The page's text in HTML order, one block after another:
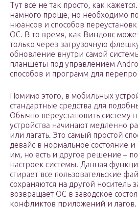
Тут все не так просто, как
намного проще, но необходимо
нюансов и способов
ОС. В то время, как Виндовс
только через загрузочную
обновление внутри самой
планшеты под управлением
способов и программ для
Помимо этого, в мобильных
стандартные средства для
Обычно переустановить систему
устройства начинают медленно
или лагать. Это самый простой
девайс в нормальное состояние и
им, но есть и другое решение –
настроек системы. Данная
стирает все пользовательские
сохраняются на другой носитель
возвращает ОС в заводское
конфликтов приложений и лагов.